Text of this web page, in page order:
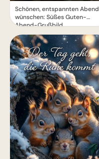
Schönen, entspannten Abend
wünschen: Süßes Guten-
Abend-Grußbild